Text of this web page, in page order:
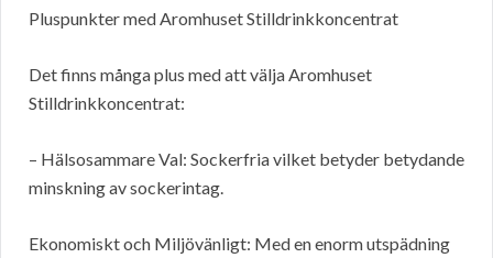
Pluspunkter med Aromhuset Stilldrinkkoncentrat
Det finns många plus med att välja Aromhuset
Stilldrinkkoncentrat:
– Hälsosammare Val: Sockerfria vilket betyder betydande
minskning av sockerintag.
Ekonomiskt och Miljövänligt: Med en enorm utspädning